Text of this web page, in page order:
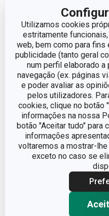
Utilizamos cookies
estritamente
web, bem como para
publicidade (tanto geral
num perfil elaborado
navegação (ex. páginas
e poder avaliar as
pelos utilizadores.
cookies, clique no botão
informações na nossa
botão "Aceitar tudo" para
informações
voltaremos a mostrar-
exceto no caso se
Outros parâmetros
CATEGORIA
LINHA DE PRODUTO
MATERIAL
TIPO